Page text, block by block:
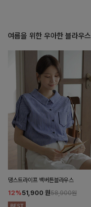
여름을 위한 우아한 블라우스
댕스트라이프 백버튼블라우스
12%51,900 원58,900원